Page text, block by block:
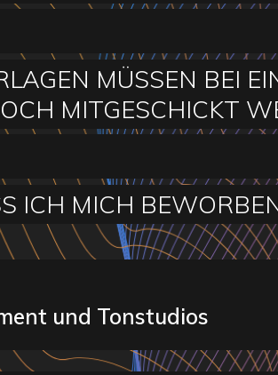
MÜSSEN BEI
MITGESCHICKT
ICH MICH
und Tonstudios